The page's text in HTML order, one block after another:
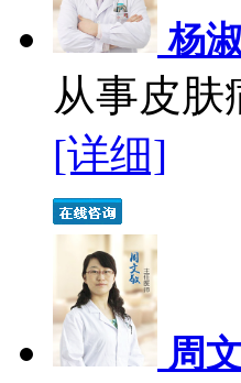
杨
从事皮肤
[详细]
周